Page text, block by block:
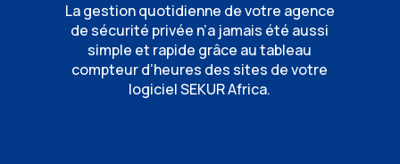
La gestion quotidienne de votre agence
de sécurité privée n’a jamais été aussi
simple et rapide grâce au tableau
compteur d’heures des sites de votre
logiciel SEKUR Africa.